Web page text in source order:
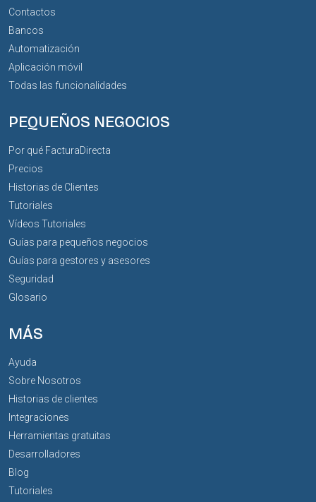
Contactos
Bancos
Automatización
Aplicación móvil
Todas las funcionalidades
PEQUEÑOS NEGOCIOS
Por qué FacturaDirecta
Precios
Historias de Clientes
Tutoriales
Vídeos Tutoriales
Guías para pequeños negocios
Guías para gestores y asesores
Seguridad
Glosario
MÁS
Ayuda
Sobre Nosotros
Historias de clientes
Integraciones
Herramientas gratuitas
Desarrolladores
Blog
Tutoriales